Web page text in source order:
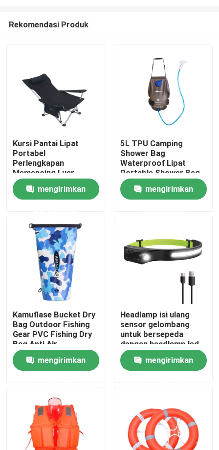
Rumah
Tentang kita
Kontak
Produk
Seragam Tempur Militer
Seragam Kamuflase Militer
Armor Balistik Militer
Mantel Musim Dingin Militer
Ransel Taktis Militer
Rekomendasi Produk
Kursi Pantai Lipat
Portabel
Perlengkapan
Memancing Luar
Ruangan Duduk Dan
Berbaringmengirimkan
5L TPU Camping
Shower Bag
Waterproof Lipat
Portable Shower Bag
mengirimkan
Kamuflase Bucket Dry
Bag Outdoor Fishing
Gear PVC Fishing Dry
Bag Anti Air
mengirimkan
Headlamp isi ulang
sensor gelombang
untuk bersepeda
dengan headlamp led
USB yang dapat diisi
ulang mengirimkan